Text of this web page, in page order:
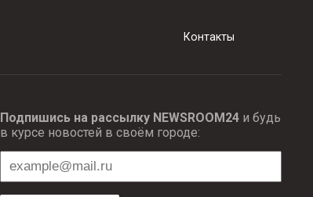
Контакты
Подпишись на рассылку NEWSROOM24и будь
в курсе новостей в своём городе: